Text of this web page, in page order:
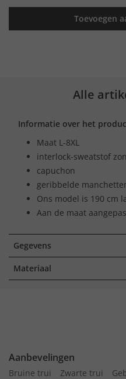
Toevoegen
Alle
Informatie over het
Maat L-8XL
interlock-sweatstof
capuchon
geribbelde
Ons model is 190 cm
Aan de maat
Gegevens
Materiaal
Aanbevelingen
Bruine trui Zwarte trui